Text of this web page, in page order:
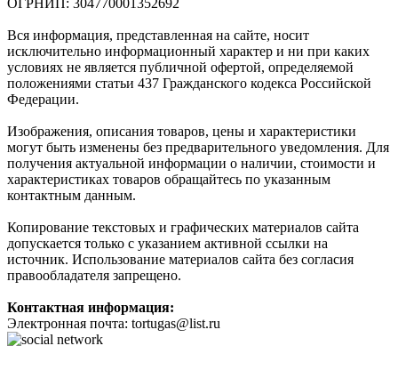
ОГРНИП: 304770001352692
Вся информация, представленная на сайте, носит
исключительно информационный характер и ни при каких
условиях не является публичной офертой, определяемой
положениями статьи 437 Гражданского кодекса Российской
Федерации.
Изображения, описания товаров, цены и характеристики
могут быть изменены без предварительного уведомления. Для
получения актуальной информации о наличии, стоимости и
характеристиках товаров обращайтесь по указанным
контактным данным.
Копирование текстовых и графических материалов сайта
допускается только с указанием активной ссылки на
источник. Использование материалов сайта без согласия
правообладателя запрещено.
Контактная информация:
Электронная почта: tortugas@list.ru